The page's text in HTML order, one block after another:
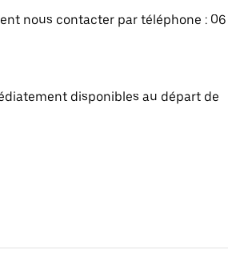
nous contacter par téléphone : 06
disponibles au départ de